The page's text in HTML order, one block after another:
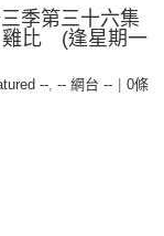
季第三十六集
雞比 (逢星期一
--, -- 網台 --
0條